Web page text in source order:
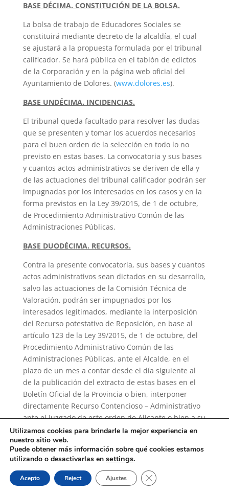
BASE DÉCIMA. CONSTITUCIÓN DE LA BOLSA.
La bolsa de trabajo de Educadores Sociales se
constituirá mediante decreto de la alcaldía, el cual
se ajustará a la propuesta formulada por el tribunal
calificador. Se hará pública en el tablón de edictos
de la Corporación y en la página web oficial del
Ayuntamiento de Dolores. (www.dolores.es).
BASE UNDÉCIMA. INCIDENCIAS.
El tribunal queda facultado para resolver las dudas
que se presenten y tomar los acuerdos necesarios
para el buen orden de la selección en todo lo no
previsto en estas bases. La convocatoria y sus bases
y cuantos actos administrativos se deriven de ella y
de las actuaciones del tribunal calificador podrán ser
impugnadas por los interesados en los casos y en la
forma previstos en la Ley 39/2015, de 1 de octubre,
de Procedimiento Administrativo Común de las
Administraciones Públicas.
BASE DUODÉCIMA. RECURSOS.
Contra la presente convocatoria, sus bases y cuantos
actos administrativos sean dictados en su desarrollo,
salvo las actuaciones de la Comisión Técnica de
Valoración, podrán ser impugnados por los
interesados legitimados, mediante la interposición
del Recurso potestativo de Reposición, en base al
artículo 123 de la Ley 39/2015, de 1 de octubre, del
Procedimiento Administrativo Común de las
Administraciones Públicas, ante el Alcalde, en el
plazo de un mes a contar desde el día siguiente al
de la publicación del extracto de estas bases en el
Boletín Oficial de la Provincia o bien, interponer
directamente Recurso Contencioso – Administrativo
ante el Juzgado de este orden de Alicante o bien a su
elección, el de la circunscripción de su domicilio si lo
tuviera fuera de Alicante, en el plazo de dos meses,
a tenor de lo previsto en el artículo 46 de la Ley
29/1998, de 13 de julio, Reguladora de la Jurisdicción
Contencioso-Administrativa advirtiéndole que tales
recursos no tienen efecto suspensivo, y ello sin
Utilizamos cookies para brindarle la mejor experiencia en
nuestro sitio web.
Puede obtener más información sobre qué cookies estamos
utilizando o desactivarlas en settings.
Acepto Reject Ajustes Cerrar el banner de